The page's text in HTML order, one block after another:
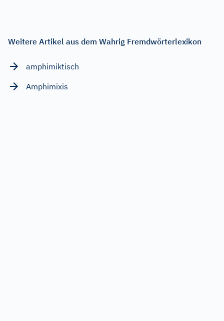
Weitere Artikel aus dem Wahrig Fremdwörterlexikon
amphimiktisch
Amphimixis